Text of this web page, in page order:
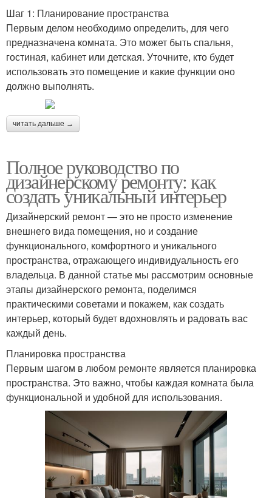
Шаг 1: Планирование пространства
Первым делом необходимо определить, для чего
предназначена комната. Это может быть спальня,
гостиная, кабинет или детская. Уточните, кто будет
использовать это помещение и какие функции оно
должно выполнять.
читать дальше →
Полное руководство по
дизайнерскому ремонту: как
создать уникальный интерьер
Дизайнерский ремонт — это не просто изменение
внешнего вида помещения, но и создание
функционального, комфортного и уникального
пространства, отражающего индивидуальность его
владельца. В данной статье мы рассмотрим основные
этапы дизайнерского ремонта, поделимся
практическими советами и покажем, как создать
интерьер, который будет вдохновлять и радовать вас
каждый день.
Планировка пространства
Первым шагом в любом ремонте является планировка
пространства. Это важно, чтобы каждая комната была
функциональной и удобной для использования.